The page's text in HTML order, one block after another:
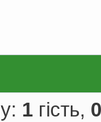
1 гість, 0